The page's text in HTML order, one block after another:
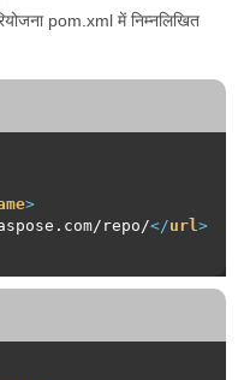
pom.xml में निम्नलिखित
>
repo/</url >